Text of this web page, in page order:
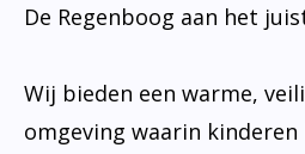
De Regenboog aan het
Wij bieden een warme,
omgeving waarin